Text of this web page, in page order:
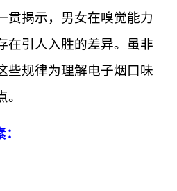
贯揭示，男女在嗅觉能力
在引人入胜的差异。虽非
些规律为理解电子烟口味